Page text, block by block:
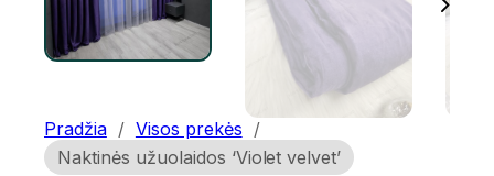
Pradžia / Visos prekės /
Naktinės užuolaidos ‘Violet velvet’